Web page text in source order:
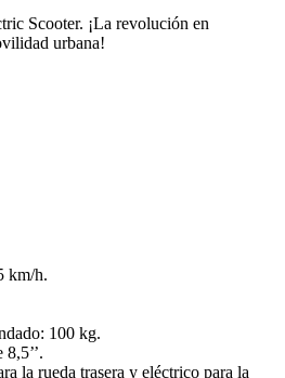
km/h.
100 kg.
la rueda trasera y eléctrico para la